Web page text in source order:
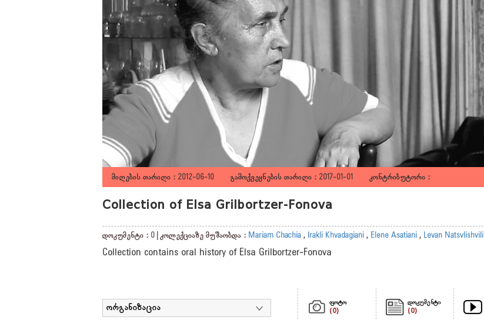
მიღების თარიღი : 2012-06-10 გამოქვეყნების თარიღი : 2017-01-01 კონტრიბუტორი :
Collection of Elsa Grilbortzer-Fonova
დოკუმენტი : 0 | კოლექციაზე მუშაობდა : Mariam Chachia , Irakli Khvadagiani , Elene Asatiani , Levan Natsvlishvili
Collection contains oral history of Elsa Grilbortzer-Fonova
ორგანიზაცია
ფოტო
(0)
დოკუმენტი
(0)